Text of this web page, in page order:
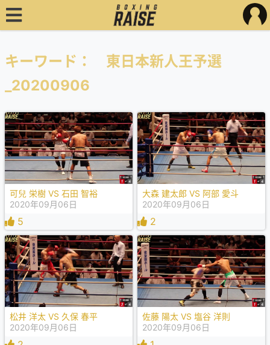
キーワード： 東日本新人王予選
_20200906
可兒 栄樹 VS 石田 智裕
2020年09月06日
5
大森 建太郎 VS 阿部 愛斗
2020年09月06日
2
松井 洋太 VS 久保 春平
2020年09月06日
佐藤 陽太 VS 塩谷 洋則
2020年09月06日